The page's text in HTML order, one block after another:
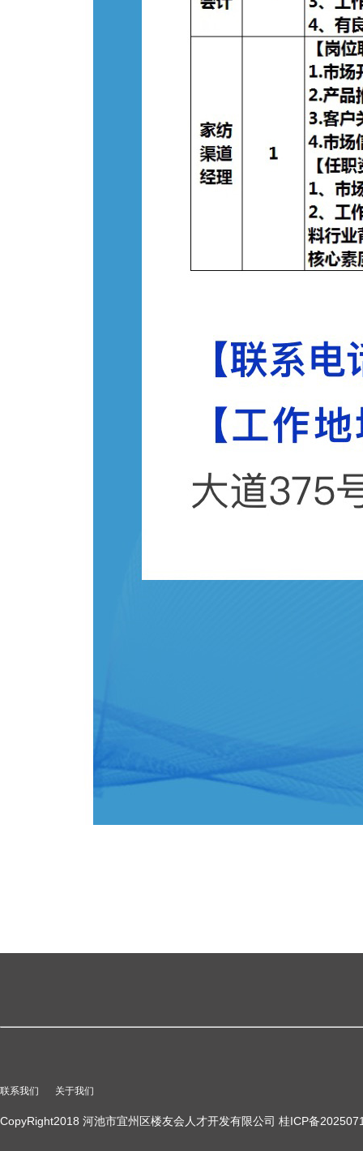
联系我们 关于我们
CopyRight2018 河池市宜州区楼友会人才开发有限公司 桂ICP备